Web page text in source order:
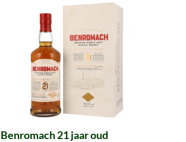
Benromach 21 jaar oud